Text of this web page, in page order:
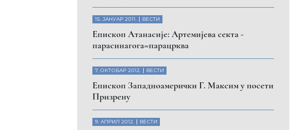
15. ЈАНУАР 2011. ВЕСТИ
Eпископ Атанасије: Артемијева секта -
парасинагога=парацрква
7. ОКТОБАР 2012. ВЕСТИ
Eпископ Западноамерички Г. Максим у посети
Призрену
9. АПРИЛ 2012. ВЕСТИ